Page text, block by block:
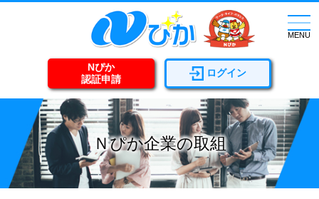
Nぴか
認証申請
ログイン
MENU
Ｎぴか企業の取組